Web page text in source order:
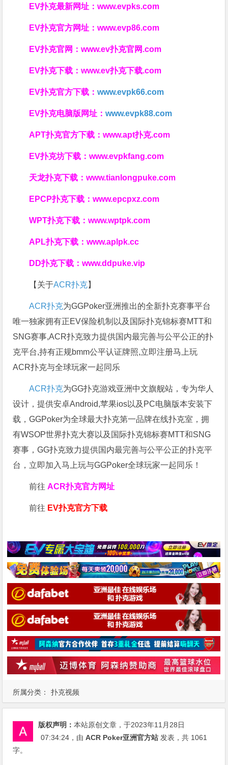
所属分类： 扑克视频
EV扑克最新网址：www.evpks.com
EV扑克官方网址：www.evp86.com
EV扑克官网：www.ev扑克官网.com
EV扑克下载：www.ev扑克下载.com
EV扑克官方下载：www.evpk66.com
EV扑克电脑版网址：www.evpk88.com
APT扑克官方下载：www.apt扑克.com
EV扑克坊下载：www.evpkfang.com
天龙扑克下载：www.tianlongpuke.com
EPCP扑克下载：www.epcpxz.com
WPT扑克下载：www.wptpk.com
APL扑克下载：www.aplpk.cc
DD扑克下载：www.ddpuke.vip
【关于ACR扑克】
ACR扑克为GGPoker亚洲推出的全新扑克赛事平台
唯一独家拥有正EV保险机制以及国际扑克锦标赛MTT和
SNG赛事,ACR扑克致力提供国内最完善与公平公正的扑
克平台,持有正规bmm公平认证牌照,立即注册马上玩
ACR扑克与全球玩家一起同乐
ACR扑克为GG扑克游戏亚洲中文旗舰站，专为华人
设计，提供安卓Android,苹果ios以及PC电脑版本安装下
载，GGPoker为全球最大扑克第一品牌在线扑克室，拥
有WSOP世界扑克大赛以及国际扑克锦标赛MTT和SNG
赛事，GG扑克致力提供国内最完善与公平公正的扑克平
台，立即加入马上玩与GGPoker全球玩家一起同乐！
前往ACR扑克官方网址
前往 EV扑克官方下载
版权声明：本站原创文章，于2023年11月28日
07:34:24 ，由ACR Poker亚洲官方站 发表，共 1061
字。